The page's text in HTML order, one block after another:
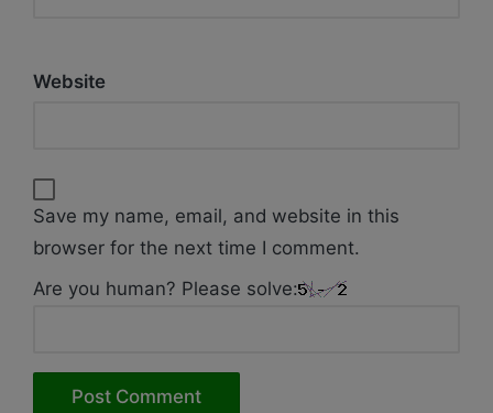
Website
Save my name, email, and website in this
browser for the next time I comment.
Are you human? Please solve: